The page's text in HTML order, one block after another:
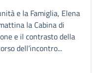
e la Famiglia, Elena
la Cabina di
e il contrasto della
dell’incontro...